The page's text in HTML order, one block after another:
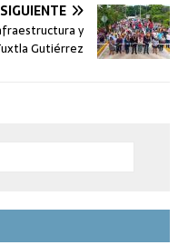
SIGUIENTE
y
Gutiérrez